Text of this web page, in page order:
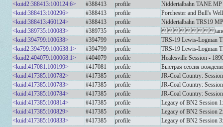
<kuid2:388413:100124:6>
#388413 profile
Niddertalbahn TANE
<kuid:388413:100296>
#388413 profile
Porchester and Bull's
<kuid:388413:460124>
#388413 profile
Niddertalbahn TRS19
<kuid:389735:100083>
#389735 profile
tane nearly
<kuid:394799:100638>
#394799 profile
TRS-19 Lewis-Logman
<kuid2:394799:100638:1>
#394799 profile
TRS-19 Lewis-Logman
<kuid2:404079:100068:1>
#404079 profile
Healesville Session -
<kuid:417081:100199>
#417081 profile
Быстрая сессия
<kuid:417385:100782>
#417385 profile
JR-Coal Country:
<kuid:417385:100783>
#417385 profile
JR-Coal Country:
<kuid:417385:100784>
#417385 profile
JR-Coal Country:
<kuid:417385:100814>
#417385 profile
Legacy of BN2 Session
<kuid:417385:100829>
#417385 profile
Legacy of BN2 Session
<kuid:417385:100833>
#417385 profile
Legacy of BN2 Session